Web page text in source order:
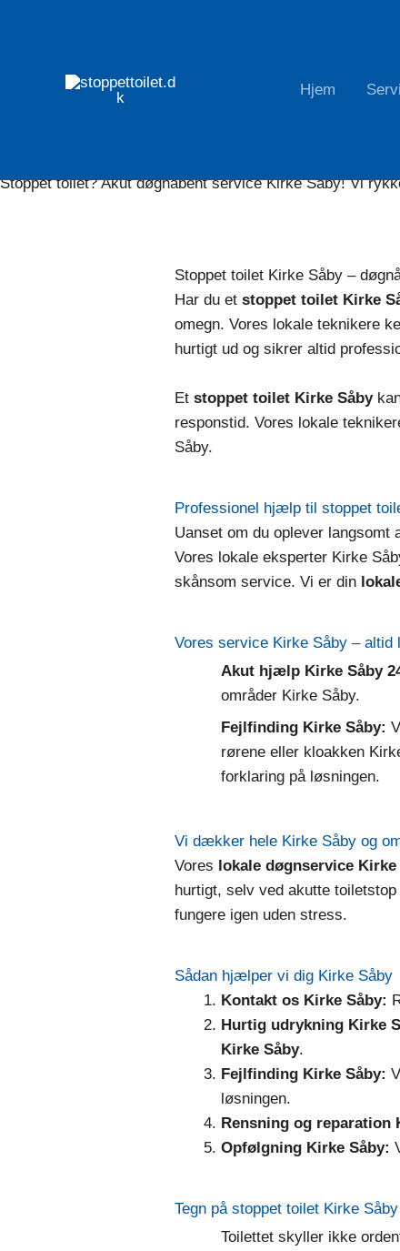
Hjem
Stoppet toilet? Akut døgnåbent service Kirke Såby! Vi
Stoppet toilet Kirke Såby –
Har du et stoppet toilet Kirke
omegn. Vores lokale teknikere
hurtigt ud og sikrer altid
Et stoppet toilet Kirke Såby
responstid. Vores lokale
Såby.
Professionel hjælp til stoppet
Uanset om du oplever
Vores lokale eksperter Kirke
skånsom service. Vi er din
Vores service Kirke Såby – altid
Akut hjælp Kirke Såby
områder Kirke Såby.
Fejlfinding Kirke Såby:
rørene eller kloakken
forklaring på løsningen.
Vi dækker hele Kirke Såby og
Vores lokale døgnservice Kirke
hurtigt, selv ved akutte
fungere igen uden stress.
Sådan hjælper vi dig Kirke Såby
Kontakt os Kirke Såby:
Hurtig udrykning Kirke
Kirke Såby.
Fejlfinding Kirke Såby:
løsningen.
Rensning og reparation
Opfølgning Kirke Såby:
Tegn på stoppet toilet Kirke Såby
Toilettet skyller ikke